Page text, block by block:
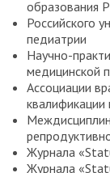
образования
Российского
педиатрии
Научно-
медицинской
Ассоциации
Журнала
Журнала